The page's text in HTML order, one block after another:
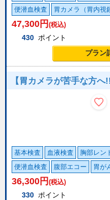
便潜血検査
胃カメラ（胃内視
47,300 円 (税込)
430 ポイント
プラン
【胃カメラが苦手な方
基本検査 血液検査 胸部レン
便潜血検査
腹部エコー 胃が
36,300 円 (税込)
330 ポイント